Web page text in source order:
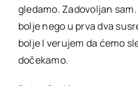
gledamo. Zadovoljan
bolje nego u prva dva
bolje I verujem da ćemo
dočekamo.